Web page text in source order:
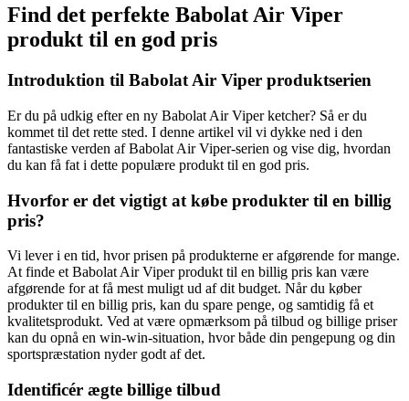
Find det perfekte Babolat Air Viper
produkt til en god pris
Introduktion til Babolat Air Viper produktserien
Er du på udkig efter en ny Babolat Air Viper ketcher? Så er du
kommet til det rette sted. I denne artikel vil vi dykke ned i den
fantastiske verden af Babolat Air Viper-serien og vise dig, hvordan
du kan få fat i dette populære produkt til en god pris.
Hvorfor er det vigtigt at købe produkter til en billig
pris?
Vi lever i en tid, hvor prisen på produkterne er afgørende for mange.
At finde et Babolat Air Viper produkt til en billig pris kan være
afgørende for at få mest muligt ud af dit budget. Når du køber
produkter til en billig pris, kan du spare penge, og samtidig få et
kvalitetsprodukt. Ved at være opmærksom på tilbud og billige priser
kan du opnå en win-win-situation, hvor både din pengepung og din
sportspræstation nyder godt af det.
Identificér ægte billige tilbud